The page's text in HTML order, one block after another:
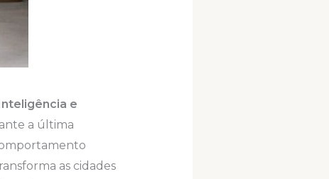
e
a última
as cidades